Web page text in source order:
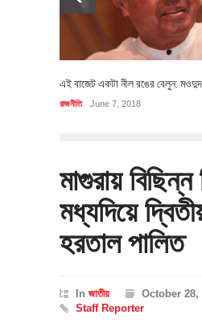
এই বাজেট একটা নীল রঙের বেলুন: মওদুদ
রাজনীতি June 7, 2018
মাগুরায় বিছিন্ন
মধ্যদিয়ে
হরতাল পালিত
In জাতীয়
October 28,
Staff Reporter